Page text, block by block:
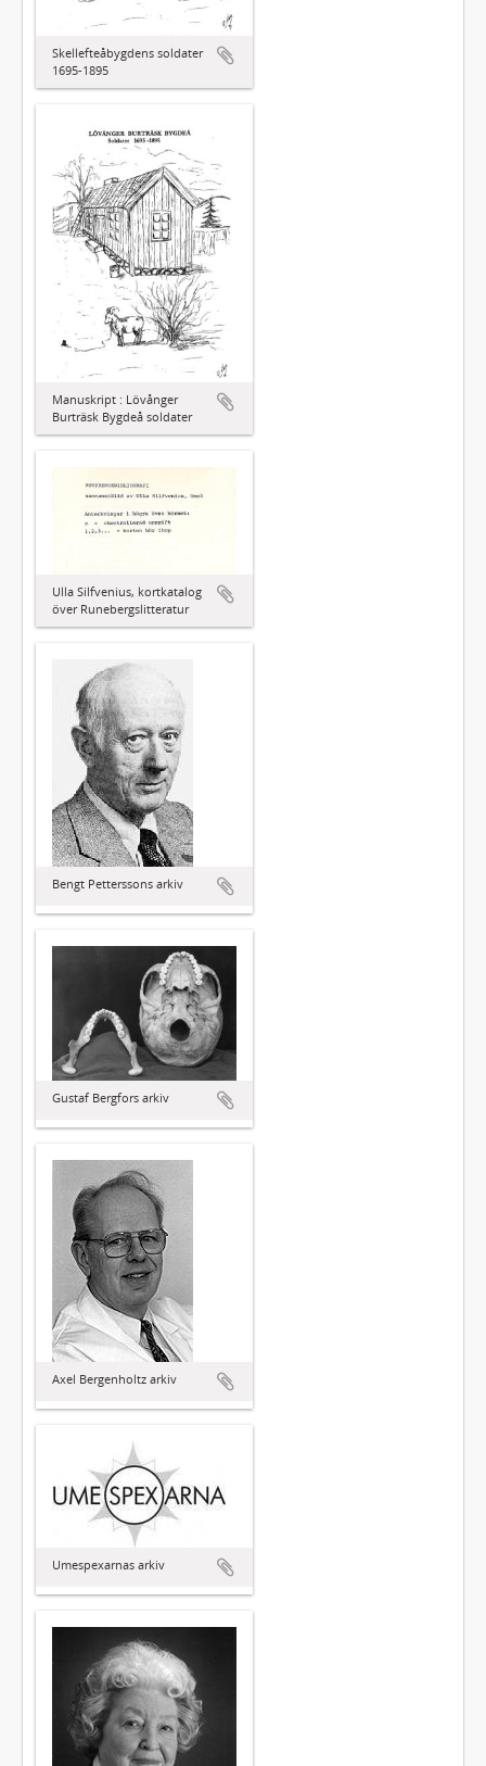
Skellefteåbygdens soldater
1695-1895
Manuskript : Lövånger
Burträsk Bygdeå soldater
Ulla Silfvenius, kortkatalog
över Runebergslitteratur
Bengt Petterssons arkiv
Gustaf Bergfors arkiv
Axel Bergenholtz arkiv
Umespexarnas arkiv